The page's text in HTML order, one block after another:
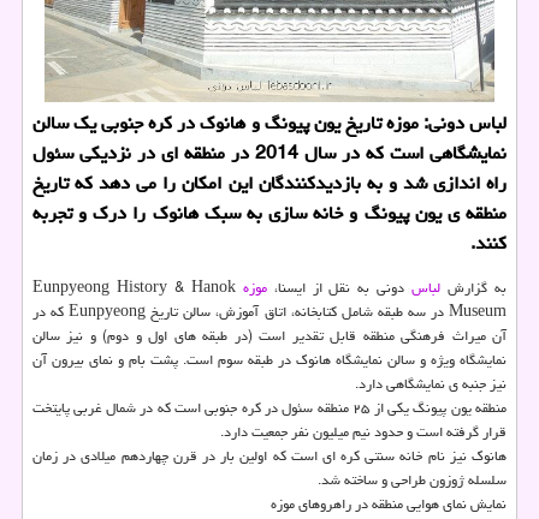
لباس دونی: موزه تاریخ یون پیونگ و هانوك در كره جنوبی یك سالن
نمایشگاهی است كه در سال 2014 در منطقه ای در نزدیكی سئول
راه اندازی شد و به بازدیدكنندگان این امكان را می دهد كه تاریخ
منطقه ی یون پیونگ و خانه سازی به سبك هانوك را درك و تجربه
كنند.
به گزارش لباسدونی به نقل از ایسنا،موزه Eunpyeong History & Hanok
Museum در سه طبقه شامل كتابخانه، اتاق آموزش، سالن تاریخ Eunpyeong كه در
آن میراث فرهنگی منطقه قابل تقدیر است (در طبقه های اول و دوم) و نیز سالن
نمایشگاه ویژه و سالن نمایشگاه هانوك در طبقه سوم است. پشت بام و نمای بیرون آن
نیز جنبه ی نمایشگاهی دارد.
منطقه یون پیونگ یكی از ۲۵ منطقه سئول در كره جنوبی است كه در شمال غربی پایتخت
قرار گرفته است و حدود نیم میلیون نفر جمعیت دارد.
هانوك نیز نام خانه سنتی كره ای است كه اولین بار در قرن چهاردهم میلادی در زمان
سلسله ژوزون طراحی و ساخته شد.
نمایش نمای هوایی منطقه در راهروهای موزه